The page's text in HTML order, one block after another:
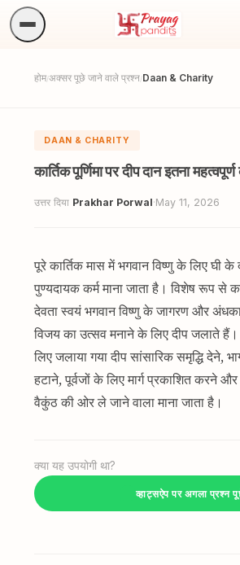
होम/अक्सर पूछे जाने वाले प्रश्न/Daan & Charity
DAAN & CHARITY
कार्तिक पूर्णिमा पर दीप दान इतना
उत्तर दिया Prakhar Porwal·May 11, 2026
पूरे कार्तिक मास में भगवान विष्णु के लिए घी
पुण्यदायक कर्म माना जाता है। विशेष रूप से
देवता स्वयं भगवान विष्णु के जागरण और
विजय का उत्सव मनाने के लिए दीप जलाते
लिए जलाया गया दीप सांसारिक समृद्धि देने,
हटाने, पूर्वजों के लिए मार्ग प्रकाशित करने
वैकुंठ की ओर ले जाने वाला माना जाता है।
क्या यह उपयोगी था?
व्हाट्सऐप पर अगला प्रश्न